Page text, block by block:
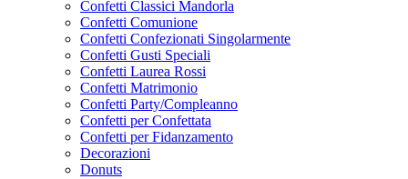
Confetti Classici Mandorla
Confetti Comunione
Confetti Confezionati Singolarmente
Confetti Gusti Speciali
Confetti Laurea Rossi
Confetti Matrimonio
Confetti Party/Compleanno
Confetti per Confettata
Confetti per Fidanzamento
Decorazioni
Donuts